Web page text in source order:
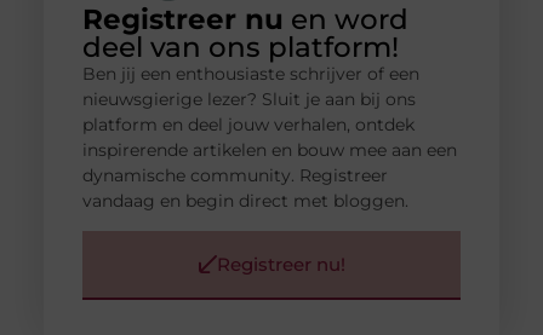
Registreer nu en word
deel van ons platform!
Ben jij een enthousiaste schrijver of een
nieuwsgierige lezer? Sluit je aan bij ons
platform en deel jouw verhalen, ontdek
inspirerende artikelen en bouw mee aan een
dynamische community. Registreer
vandaag en begin direct met bloggen.
Registreer nu!